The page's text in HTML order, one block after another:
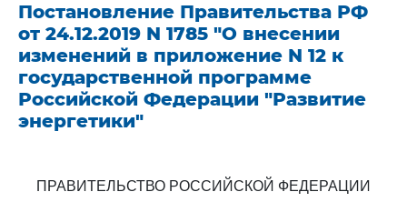
Постановление Правительства РФ
от 24.12.2019 N 1785 "О внесении
изменений в приложение N 12 к
государственной программе
Российской Федерации "Развитие
энергетики"
ПРАВИТЕЛЬСТВО РОССИЙСКОЙ ФЕДЕРАЦИИ